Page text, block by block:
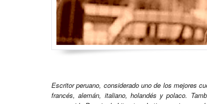
Escritor peruano, considerado uno de los mejores
francés, alemán, italiano, holandés y polaco.